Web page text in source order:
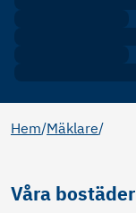
Hem/Mäklare/
Våra bostäder